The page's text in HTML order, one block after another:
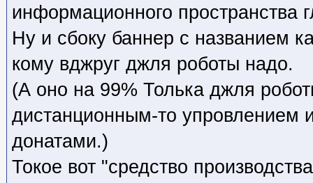
информационного пространства
Ну и сбоку баннер с названием
кому вджруг джля роботы надо.
(А оно на 99% Толька джля
дистанционным-то упровлением
донатами.)
Токое вот "средство